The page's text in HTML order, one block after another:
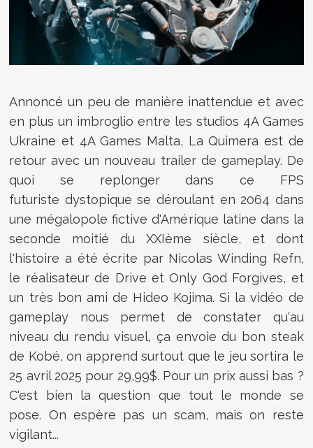
Annoncé un peu de manière inattendue et avec
en plus un imbroglio entre les studios 4A Games
Ukraine et 4A Games Malta, La Quimera est de
retour avec un nouveau trailer de gameplay. De
quoi se replonger dans ce FPS
futuriste dystopique se déroulant en 2064 dans
une mégalopole fictive d'Amérique latine dans la
seconde moitié du XXIème siècle, et dont
l'histoire a été écrite par Nicolas Winding Refn,
le réalisateur de Drive et Only God Forgives, et
un très bon ami de Hideo Kojima. Si la vidéo de
gameplay nous permet de constater qu'au
niveau du rendu visuel, ça envoie du bon steak
de Kobé, on apprend surtout que le jeu sortira le
25 avril 2025 pour 29,99$. Pour un prix aussi bas ?
C'est bien la question que tout le monde se
pose. On espère pas un scam, mais on reste
vigilant...